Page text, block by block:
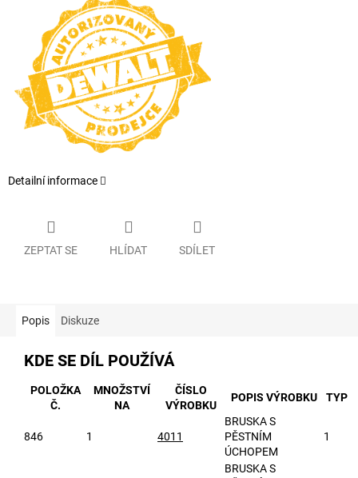
Detailní informace
ZEPTAT SE HLÍDAT SDÍLET
Popis Diskuze
KDE SE DÍL POUŽÍVÁ
POLOŽKA
Č.
MNOŽSTVÍ
NA
ČÍSLO
VÝROBKU
POPIS VÝROBKU TYP
846 1 4011
BRUSKA S
PĚSTNÍM
ÚCHOPEM
1
BRUSKA S